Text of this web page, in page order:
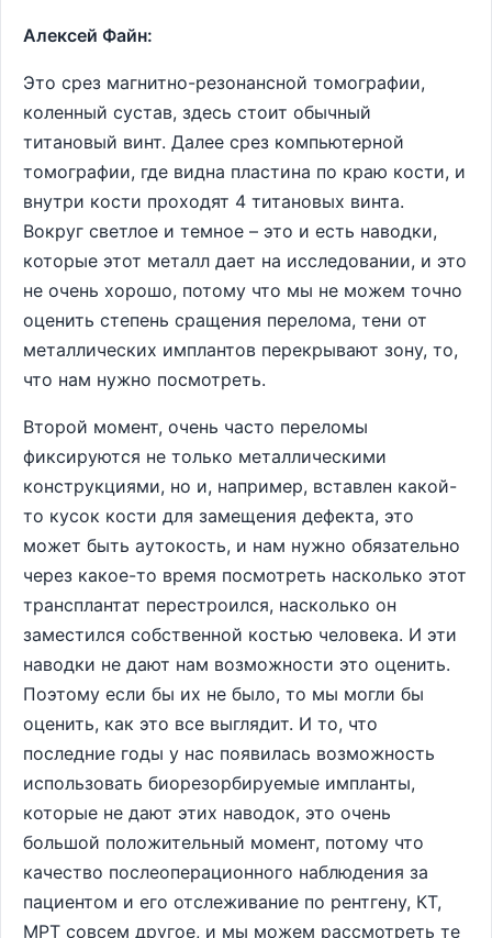
Алексей Файн:
Это срез магнитно-резонансной томографии,
коленный сустав, здесь стоит обычный
титановый винт. Далее срез компьютерной
томографии, где видна пластина по краю кости, и
внутри кости проходят 4 титановых винта.
Вокруг светлое и темное – это и есть наводки,
которые этот металл дает на исследовании, и это
не очень хорошо, потому что мы не можем точно
оценить степень сращения перелома, тени от
металлических имплантов перекрывают зону, то,
что нам нужно посмотреть.
Второй момент, очень часто переломы
фиксируются не только металлическими
конструкциями, но и, например, вставлен какой-
то кусок кости для замещения дефекта, это
может быть аутокость, и нам нужно обязательно
через какое-то время посмотреть насколько этот
трансплантат перестроился, насколько он
заместился собственной костью человека. И эти
наводки не дают нам возможности это оценить.
Поэтому если бы их не было, то мы могли бы
оценить, как это все выглядит. И то, что
последние годы у нас появилась возможность
использовать биорезорбируемые импланты,
которые не дают этих наводок, это очень
большой положительный момент, потому что
качество послеоперационного наблюдения за
пациентом и его отслеживание по рентгену, КТ,
МРТ совсем другое, и мы можем рассмотреть те